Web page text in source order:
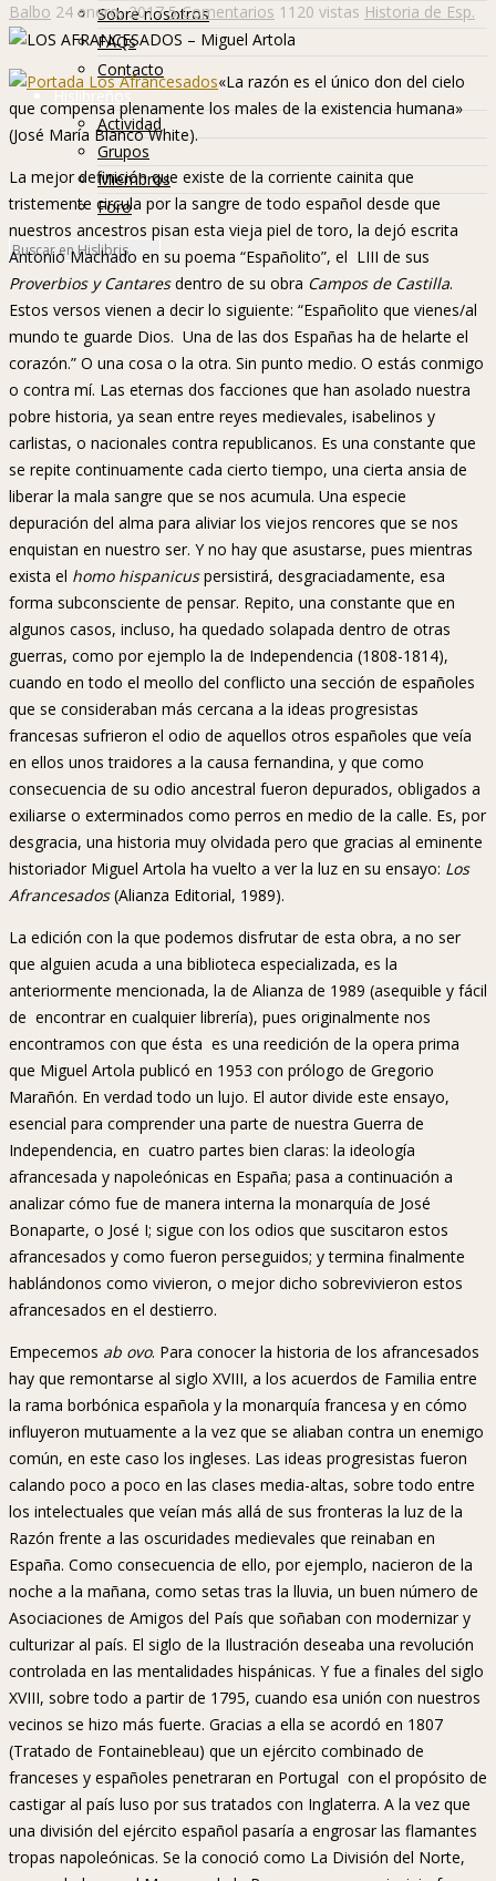
Sobre nosotros
FAQs
Contacto
Hislibreños
Actividad
Grupos
Miembros
Foro
Balbo 24 enero, 2017 5 Comentarios 1120 vistas Historia de Esp.
«La razón es el único don del cielo
que compensa plenamente los males de la existencia humana»
(José María Blanco White).
La mejor definición que existe de la corriente cainita que
tristemente circula por la sangre de todo español desde que
nuestros ancestros pisan esta vieja piel de toro, la dejó escrita
Antonio Machado en su poema “Españolito”, el LIII de sus
Proverbios y Cantaresdentro de su obra Campos de Castilla.
Estos versos vienen a decir lo siguiente: “Españolito que vienes/al
mundo te guarde Dios. Una de las dos Españas ha de helarte el
corazón.” O una cosa o la otra. Sin punto medio. O estás conmigo
o contra mí. Las eternas dos facciones que han asolado nuestra
pobre historia, ya sean entre reyes medievales, isabelinos y
carlistas, o nacionales contra republicanos. Es una constante que
se repite continuamente cada cierto tiempo, una cierta ansia de
liberar la mala sangre que se nos acumula. Una especie
depuración del alma para aliviar los viejos rencores que se nos
enquistan en nuestro ser. Y no hay que asustarse, pues mientras
exista el homo hispanicuspersistirá, desgraciadamente, esa
forma subconsciente de pensar. Repito, una constante que en
algunos casos, incluso, ha quedado solapada dentro de otras
guerras, como por ejemplo la de Independencia (1808-1814),
cuando en todo el meollo del conflicto una sección de españoles
que se consideraban más cercana a la ideas progresistas
francesas sufrieron el odio de aquellos otros españoles que veía
en ellos unos traidores a la causa fernandina, y que como
consecuencia de su odio ancestral fueron depurados, obligados a
exiliarse o exterminados como perros en medio de la calle. Es, por
desgracia, una historia muy olvidada pero que gracias al eminente
historiador Miguel Artola ha vuelto a ver la luz en su ensayo: Los
Afrancesados(Alianza Editorial, 1989).
La edición con la que podemos disfrutar de esta obra, a no ser
que alguien acuda a una biblioteca especializada, es la
anteriormente mencionada, la de Alianza de 1989 (asequible y fácil
de encontrar en cualquier librería), pues originalmente nos
encontramos con que ésta es una reedición de la opera prima
que Miguel Artola publicó en 1953 con prólogo de Gregorio
Marañón. En verdad todo un lujo. El autor divide este ensayo,
esencial para comprender una parte de nuestra Guerra de
Independencia, en cuatro partes bien claras: la ideología
afrancesada y napoleónicas en España; pasa a continuación a
analizar cómo fue de manera interna la monarquía de José
Bonaparte, o José I; sigue con los odios que suscitaron estos
afrancesados y como fueron perseguidos; y termina finalmente
hablándonos como vivieron, o mejor dicho sobrevivieron estos
afrancesados en el destierro.
Empecemos ab ovo. Para conocer la historia de los afrancesados
hay que remontarse al siglo XVIII, a los acuerdos de Familia entre
la rama borbónica española y la monarquía francesa y en cómo
influyeron mutuamente a la vez que se aliaban contra un enemigo
común, en este caso los ingleses. Las ideas progresistas fueron
calando poco a poco en las clases media-altas, sobre todo entre
los intelectuales que veían más allá de sus fronteras la luz de la
Razón frente a las oscuridades medievales que reinaban en
España. Como consecuencia de ello, por ejemplo, nacieron de la
noche a la mañana, como setas tras la lluvia, un buen número de
Asociaciones de Amigos del País que soñaban con modernizar y
culturizar al país. El siglo de la Ilustración deseaba una revolución
controlada en las mentalidades hispánicas. Y fue a finales del siglo
XVIII, sobre todo a partir de 1795, cuando esa unión con nuestros
vecinos se hizo más fuerte. Gracias a ella se acordó en 1807
(Tratado de Fontainebleau) que un ejército combinado de
franceses y españoles penetraran en Portugal con el propósito de
castigar al país luso por sus tratados con Inglaterra. A la vez que
una división del ejército español pasaría a engrosar las flamantes
tropas napoleónicas. Se la conoció como La División del Norte,